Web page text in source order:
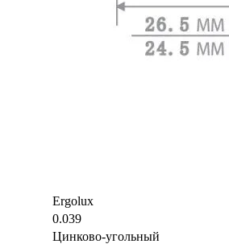
Ergolux
0.039
Цинково-угольный